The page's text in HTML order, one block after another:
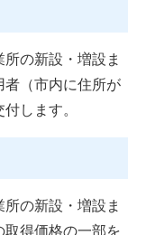
の新設・増設ま
者（市内に住所が
します。
の新設・増設ま
取得価格の一部を